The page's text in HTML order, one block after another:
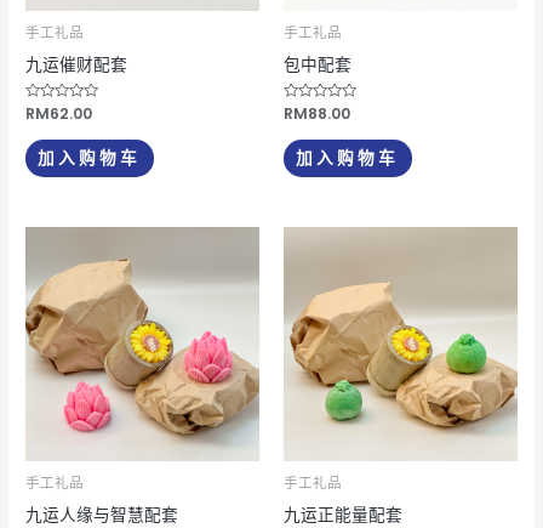
手工礼品
九运催财配套
评
&sol;
5
RM62.00
加入购物车
手工礼品
包中配套
评
&sol;
5
RM88.00
加入购物车
手工礼品
九运人缘与智慧配套
手工礼品
九运正能量配套